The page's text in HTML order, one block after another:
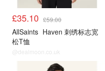
£35.10 £59.00
AllSaints Haven 刺绣标志宽
松T恤
@dealmoon.co.uk